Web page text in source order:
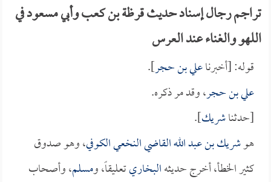
تراجم رجال إسناد حديث قرظة بن كعب وأبي مسعود في
اللهو والغناء عند العرس
قوله: [أخبرناعلي بن حجر].
علي بن حجر، وقد مر ذكره.
[حدثناشريك].
هوشريك بن عبد الله القاضي النخعي الكوفي، وهو صدوق
كثير الخطأ، أخرج حديثهالبخاريتعليقاً، ومسلم، وأصحاب